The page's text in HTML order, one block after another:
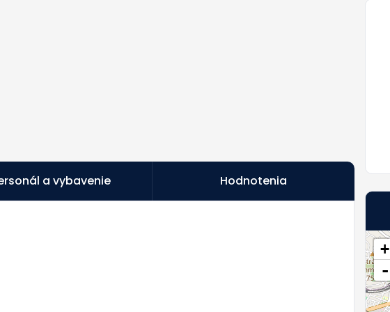
a vybavenie Hodnotenia
+
-